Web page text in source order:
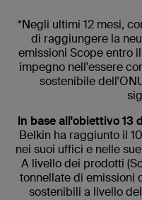
*Negli ultimi 12 mesi,
di raggiungere la
emissioni Scope entro
impegno nell'essere
sostenibile
In base all'obiettivo 13
Belkin ha raggiunto il
nei suoi uffici e nelle
A livello dei prodotti
tonnellate di emissioni
sostenibili a livello